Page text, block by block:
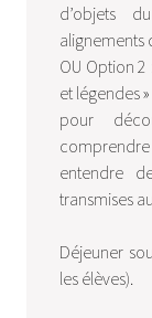
d’objets
alignements
OU Option 2
et légendes
pour
entendre
transmises
Déjeuner
les élèves).